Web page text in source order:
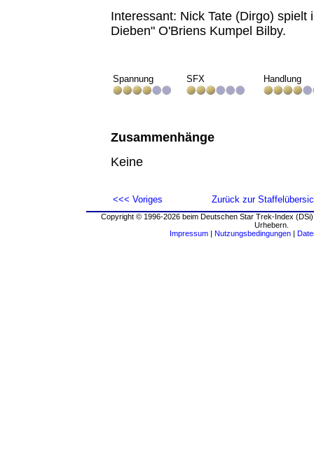
Interessant: Nick Tate (Dirgo) spielt
Dieben" O'Briens Kumpel Bilby.
Spannung SFX Handlung
Zusammenhänge
Keine
<<< Voriges Zurück zur
Copyright © 1996-2026 beim Deutschen Star Trek-Index
Urhebern.
Impressum | Nutzungsbedingungen |